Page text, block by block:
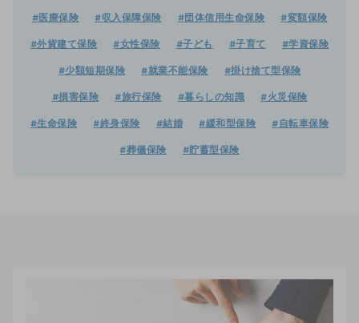
#医療保険 #収入保障保険 #団体信用生命保険 #変額保険
#外貨建て保険 #女性保険 #子ども #子育て #学資保険
#少額短期保険 #就業不能保険 #掛け捨て型保険
#損害保険 #旅行保険 #暮らしの知識 #火災保険
#生命保険 #終身保険 #結婚 #緩和型保険 #自転車保険
#葬儀保険 #貯蓄型保険